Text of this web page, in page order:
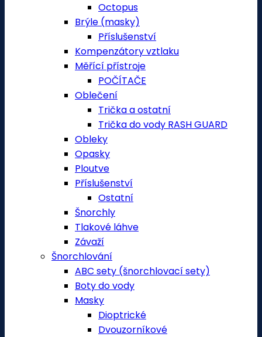
Octopus
Brýle (masky)
Příslušenství
Kompenzátory vztlaku
Měřící přístroje
POČÍTAČE
Oblečení
Trička a ostatní
Trička do vody RASH GUARD
Obleky
Opasky
Ploutve
Příslušenství
Ostatní
Šnorchly
Tlakové láhve
Závaží
Šnorchlování
ABC sety (šnorchlovací sety)
Boty do vody
Masky
Dioptrické
Dvouzorníkové